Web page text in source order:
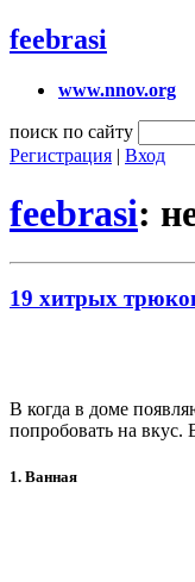
feebrasi
www.nnov.org
поиск по сайту
Регистрация | Вход
feebrasi:
19 хитрых
В когда в доме
попробовать на
1. Ванная